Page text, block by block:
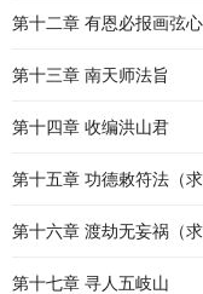
第十二章 有恩必报画弦心
第十三章 南天师法旨
第十四章 收编洪山君
第十五章 功德敕符法（求
第十六章 渡劫无妄祸（求
第十七章 寻人五岐山